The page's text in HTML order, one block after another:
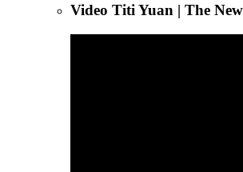
Video Titi Yuan | The